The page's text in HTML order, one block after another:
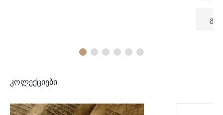
კოლექციები